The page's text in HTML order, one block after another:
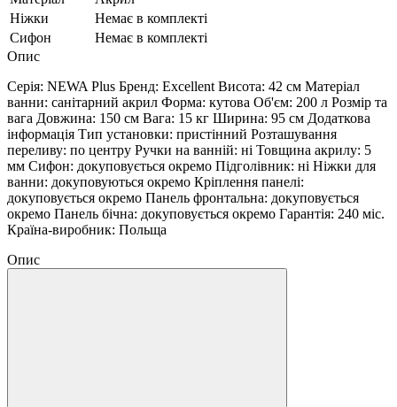
Ніжки
Немає в комплекті
Сифон
Немає в комплекті
Опис
Серія: NEWA Plus Бренд: Excellent Висота: 42 см Матеріал
ванни: санітарний акрил Форма: кутова Об'єм: 200 л Розмір та
вага Довжина: 150 см Вага: 15 кг Ширина: 95 см Додаткова
інформація Тип установки: пристінний Розташування
переливу: по центру Ручки на ванній: ні Товщина акрилу: 5
мм Сифон: докуповується окремо Підголівник: ні Ніжки для
ванни: докуповуються окремо Кріплення панелі:
докуповується окремо Панель фронтальна: докуповується
окремо Панель бічна: докуповується окремо Гарантія: 240 міс.
Країна-виробник: Польща
Опис